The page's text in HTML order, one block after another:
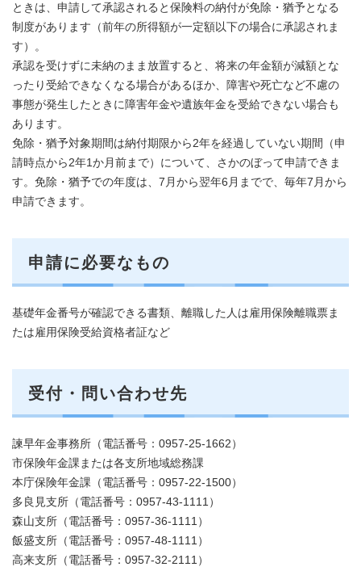
ときは、申請して承認されると保険料の納付が免除・猶予となる
制度があります（前年の所得額が一定額以下の場合に承認されま
す）。
承認を受けずに未納のまま放置すると、将来の年金額が減額とな
ったり受給できなくなる場合があるほか、障害や死亡など不慮の
事態が発生したときに障害年金や遺族年金を受給できない場合も
あります。
免除・猶予対象期間は納付期限から2年を経過していない期間（申
請時点から2年1か月前まで）について、さかのぼって申請できま
す。免除・猶予での年度は、7月から翌年6月までで、毎年7月から
申請できます。
申請に必要なもの
基礎年金番号が確認できる書類、離職した人は雇用保険離職票ま
たは雇用保険受給資格者証など
受付・問い合わせ先
諫早年金事務所（電話番号：0957-25-1662）
市保険年金課または各支所地域総務課
本庁保険年金課（電話番号：0957-22-1500）
多良見支所（電話番号：0957-43-1111）
森山支所（電話番号：0957-36-1111）
飯盛支所（電話番号：0957-48-1111）
高来支所（電話番号：0957-32-2111）